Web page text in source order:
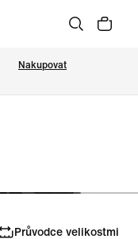
Nakupovat
Průvodce velikostmi